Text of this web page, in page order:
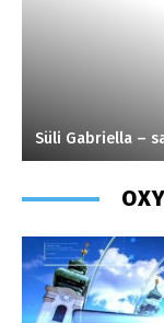
Süli Gabriella –